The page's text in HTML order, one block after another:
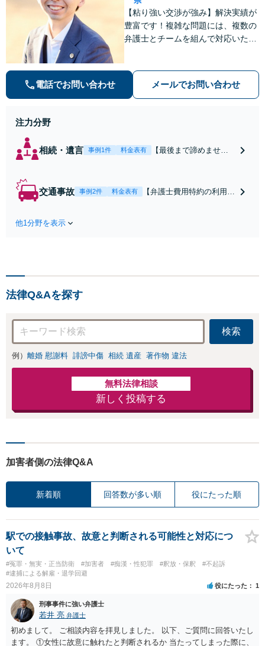
【粘り強い交渉が強み】解決実績が
豊富です！複雑な問題には、複数の
弁護士とチームを組んで対応いたし
添い、不安を軽減します。まずはお
気軽にご相談ください。
電話でお問い合わせ メールでお問い合わせ
注力分野
相続・遺言 事例1件 料金表有
【最後まで諦めませ
合意してしまう前にご
交通事故 事例2件 料金表有
【弁護士費用特約の利用＆
は損をしてしまうかもしれ
他1分野を表示
法律Q&Aを探す
検索
例） 離婚 慰謝料 誹謗中傷 相続 遺産 著作物 違法
無料法律相談
新しく投稿する
加害者側の法律Q&A
新着順 回答数が多い順 役にたった順
駅での接触事故、故意と判断される可能性と対応につ
いて
#冤罪・無実・正当防衛 #加害者 #痴漢・性犯罪 #釈放・保釈
#不起訴
#逮捕による解雇・退学回避
2026年8月8日 役にたった 1
刑事事件に強い弁護士
若井 亮 弁護士
初めまして。 ご相談内容を拝見しました。 以下、ご質問に回答いたし
ます。 ①女性に故意に触れたと判断されるか 当たってしまった際に、